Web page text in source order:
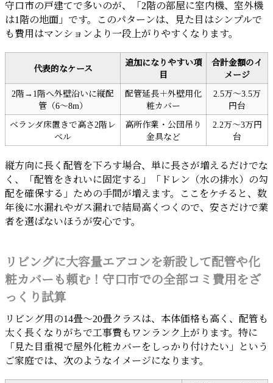
守口市の戸建てで多いのが、「2階の部屋に室内機、室外機
は1階の地面」です。このパターンは、見た目はシンプルで
も費用はマンションより一段上がりやすくなります。
代表的なケース
追加になりやすい項
目
合計金額のイ
メージ
2階→1階へ外壁沿いに縦配
管（6〜8m）
配管延長＋外壁用化
粧カバー
2.5万〜3.5万
円台
ベランダ床置きで高さ2階レ
ベル
高所作業・公団吊り
金具など
2.2万〜3万円
台
縦方向に長く配管を下ろす場合、単に長さが増えるだけでな
く、「配管をきれいに固定する」「ドレン（水の排水）の勾
配を確保する」ための手間が増えます。ここをケチると、数
年後に水漏れやガス漏れで結局高くつくので、安さだけで業
者を選ばないほうが安心です。
リビングに大容量エアコンを新設して配管や化
粧カバーも頼む！守口市での全部コミ費用をざ
っくり試算
リビング用の14畳〜20畳クラスは、本体価格も高く、配管も
太く長くなりがちで工事費もワンランク上がります。特に
「見た目重視で屋外化粧カバーをしっかり付けたい」という
ご家庭では、次のようなイメージになります。